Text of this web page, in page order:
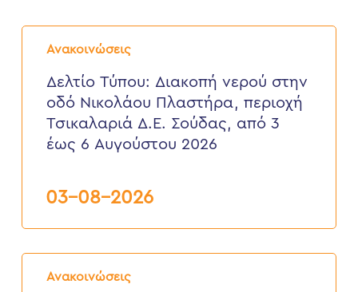
Ανακοινώσεις
Δελτίο
Τύπου:
νερού
στην
Νικολάου
Πλαστήρα,
περιοχή
Σούδας,
έως
2026
Δελτίο Τύπου: Διακοπή νερού στην
οδό Νικολάου Πλαστήρα, περιοχή
Τσικαλαριά Δ.Ε. Σούδας, από 3
έως 6 Αυγούστου 2026
03-08-2026
Ανακοινώσεις
Δελτίο
Τύπου: